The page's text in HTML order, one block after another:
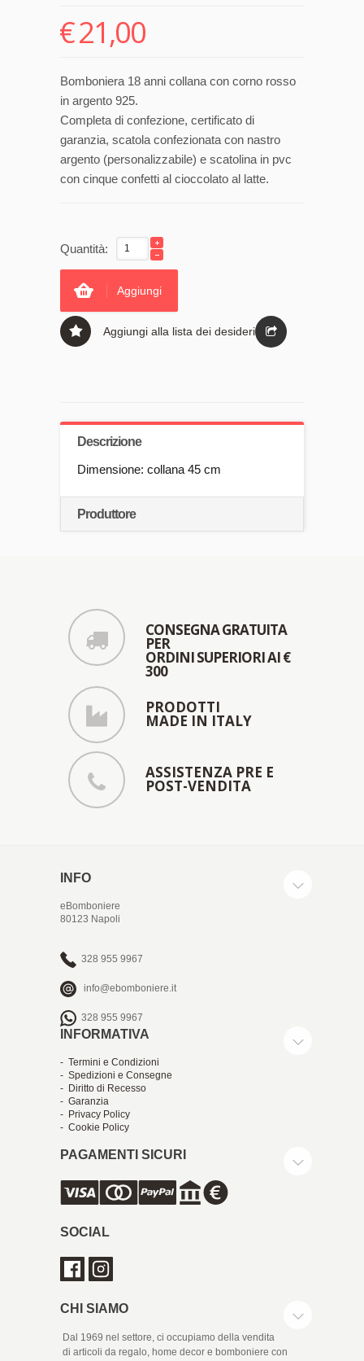
€21,00
Bomboniera 18 anni collana con corno rosso
in argento 925.
Completa di confezione, certificato di
garanzia, scatola confezionata con nastro
argento (personalizzabile) e scatolina in pvc
con cinque confetti al cioccolato al latte.
Quantità:
Aggiungi
Aggiungi alla lista dei desideri
Descrizione
Dimensione: collana 45 cm
Produttore
CONSEGNA GRATUITA
PER
ORDINI SUPERIORI AI €
300
PRODOTTI
MADE IN ITALY
ASSISTENZA PRE E
POST-VENDITA
INFO
eBomboniere
80123 Napoli
328 955 9967
info@ebomboniere.it
328 955 9967
INFORMATIVA
- Termini e Condizioni
- Spedizioni e Consegne
- Diritto di Recesso
- Garanzia
- Privacy Policy
- Cookie Policy
PAGAMENTI SICURI
SOCIAL
CHI SIAMO
Dal 1969 nel settore, ci occupiamo della vendita
di articoli da regalo, home decor e bomboniere con